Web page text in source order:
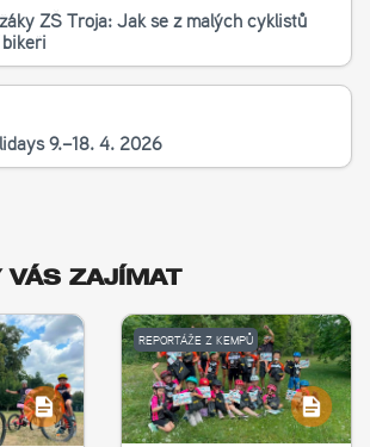
ZŠ Troja: Jak se z malých cyklistů
9.–18. 4. 2026
VÁS ZAJÍMAT
REPORTÁŽE Z KEMPŮ